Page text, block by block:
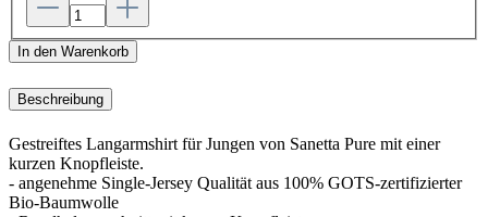
In den Warenkorb
Beschreibung
Gestreiftes Langarmshirt für Jungen von Sanetta Pure mit einer
kurzen Knopfleiste.
- angenehme Single-Jersey Qualität aus 100% GOTS-zertifizierter
Bio-Baumwolle